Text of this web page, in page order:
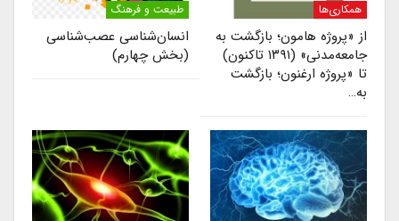
همکاری‌ها
از «پروژه هامون؛ بازگشت به
جامعه‌مدنی» (۱۳۹۱ تاکنون)
تا «پروژه ارغنون؛ بازگشت
به…
طبیعت و فرهنگ
انسان‌شناسی عصب‌شناسی
(بخش چهارم)